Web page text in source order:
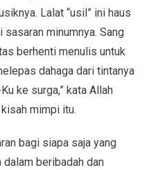
Lalat “usil” ini haus
minumnya. Sang
berhenti menulis untuk
dahaga dari tintanya
ke surga,” kata Allah
mimpi itu.
bagi siapa saja yang
dalam beribadah dan